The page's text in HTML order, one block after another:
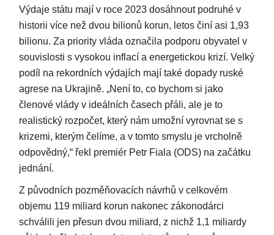
Výdaje státu mají v roce 2023 dosáhnout podruhé v
historii více než dvou bilionů korun, letos činí asi 1,93
bilionu. Za priority vláda označila podporu obyvatel v
souvislosti s vysokou inflací a energetickou krizí. Velký
podíl na rekordních výdajích mají také dopady ruské
agrese na Ukrajině. „Není to, co bychom si jako
členové vlády v ideálních časech přáli, ale je to
realistický rozpočet, který nám umožní vyrovnat se s
krizemi, kterým čelíme, a v tomto smyslu je vrcholně
odpovědný,“ řekl premiér Petr Fiala (ODS) na začátku
jednání.
Z původních pozměňovacích návrhů v celkovém
objemu 119 miliard korun nakonec zákonodárci
schválili jen přesun dvou miliard, z nichž 1,1 miliardy